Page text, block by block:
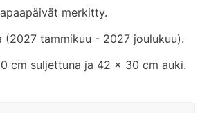
merkitty.
(2027 tammikuu - 2027 joulukuu).
cm suljettuna ja 42 x 30 cm auki.